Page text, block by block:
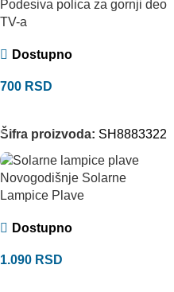
Podesiva polica za gornji deo
TV-a
Dostupno
700 RSD
Šifra proizvoda: SH8883322
Novogodišnje Solarne
Lampice Plave
Dostupno
1.090 RSD